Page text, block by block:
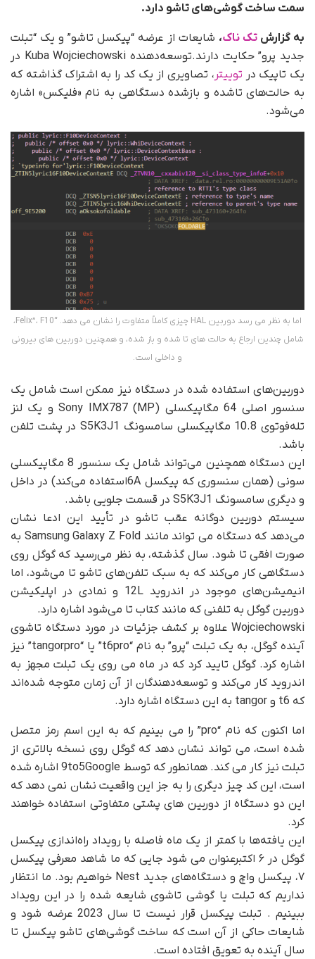
سمت ساخت گوشی‌های تاشو دارد.
به گزارش تک ناک، شایعات از عرضه “پیکسل تاشو” و یک “تبلت
جدید پرو” حکایت دارند.توسعه‌دهنده Kuba Wojciechowski در
یک تاپیک در توییتر ، تصاویری از یک کد را به اشتراک گذاشته که
به حالت‌های تاشده و بازشده دستگاهی به نام «فلیکس» اشاره
می‌شود.
اما به نظر می رسد دوربین HAL چیزی کاملاً متفاوت را نشان می دهد. “Felix”، F10،
شامل چندین ارجاع به حالت های تا شده و باز شده، و همچنین دوربین های بیرونی
و داخلی است.
دوربین‌های استفاده شده در دستگاه نیز ممکن است شامل یک
سنسور اصلی 64 مگاپیکسلی (MP) Sony IMX787 و یک لنز
تله‌فوتوی 10.8 مگاپیکسلی سامسونگ S5K3J1 در پشت تلفن
باشد.
این دستگاه همچنین می‌تواند شامل یک سنسور 8 مگاپیکسلی
سونی (همان سنسوری که پیکسل 6Aاستفاده می‌کند) در داخل
و دیگری سامسونگ S5K3J1 در قسمت جلویی باشد.
سیستم دوربین دوگانه عقب تاشو در تأیید این ادعا نشان
می‌دهد که دستگاه می تواند مانند Samsung Galaxy Z Fold به
صورت افقی تا شود. سال گذشته، به نظر می‌رسید که گوگل روی
دستگاهی کار می‌کند که به سبک تلفن‌های تاشو تا می‌شود، اما
انیمیشن‌های موجود در اندروید 12L و نمادی در اپلیکیشن
دوربین گوگل به تلفنی که مانند کتاب تا می‌شود اشاره دارد.
Wojciechowski علاوه بر کشف جزئیات در مورد دستگاه تاشوی
آینده گوگل، به یک تبلت “پرو” به نام “t6pro” یا “tangorpro” نیز
اشاره کرد. گوگل تایید کرد که در ماه می روی یک تبلت مجهز به
اندروید کار می‌کند و توسعه‌دهندگان از آن زمان متوجه شده‌اند
که t6 و tangor به این دستگاه اشاره دارد.
اما اکنون که نام “pro” را می بینیم که به این اسم رمز متصل
شده است، می تواند نشان دهد که گوگل روی نسخه بالاتری از
تبلت نیز کار می کند. همانطور که توسط 9to5Google اشاره شده
است، این کد چیز دیگری را به جز این واقعیت نشان نمی دهد که
این دو دستگاه از دوربین های پشتی متفاوتی استفاده خواهند
کرد.
این یافته‌ها با کمتر از یک ماه فاصله با رویداد راه‌اندازی پیکسل
گوگل در ۶ اکتبرعنوان می شود جایی که ما شاهد معرفی پیکسل
۷، پیکسل واچ و دستگاه‌های جدید Nest خواهیم بود. ما انتظار
نداریم که تبلت یا گوشی تاشوی شایعه شده را در این رویداد
ببینیم . تبلت پیکسل قرار نیست تا سال 2023 عرضه شود و
شایعات حاکی از آن است که ساخت گوشی‌های تاشو پیکسل تا
سال آینده به تعویق افتاده است.